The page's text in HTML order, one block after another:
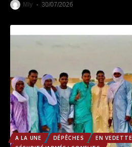
Mly 30/07/2026
A LA UNE DÉPÊCHES EN VEDETTE